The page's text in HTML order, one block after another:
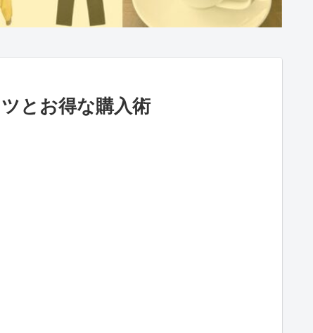
とお得な購入術